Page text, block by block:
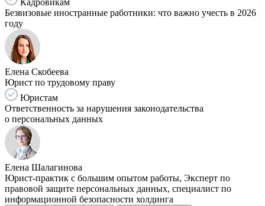
Кадровикам
Безвизовые иностранные работники: что важно учесть в 2026
году
Елена Скобеева
Юрист по трудовому праву
Юристам
Ответственность за нарушения законодательства
о персональных данных
Елена Шалагинова
Юрист-практик с большим опытом работы, Эксперт по
правовой защите персональных данных, специалист по
информационной безопасности холдинга